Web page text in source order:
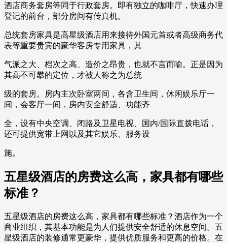
酒店商务套房等同于行政套房。即有独立的咖啡厅，快速办理
登记的前台，部分房间有传真机。
总统套房家具是高星级酒店用来接待外国元首或者高级商务代
表等重要贵宾的豪华客房专用家具，其
气派之大、档次之高、造价之昂贵，也就不言而喻。正是因为
其高不可攀的定位，才被人称之为总统
级的套房。房内主次卧室两间，各含卫生间，休闲娱乐厅一
间，会客厅一间，房内安全舒适、功能齐
全，设有中央空调、闭路及卫星电视、国内/国际直拨电话，
还可提供宽带上网以及其它娱乐、服务设
施。
五星级酒店的房费这么高，家具都有哪些
标准？
五星级酒店的房费这么高，家具都有哪些标准？酒店作为一个
商业组织，其基本功能是为人们提供安全舒适的休息空间。五
星级酒店的装修通常更豪华，提供优质服务和更高的价格。在